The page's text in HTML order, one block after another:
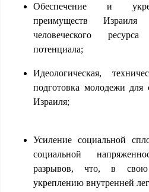
Обеспечение и
преимуществ Израиля
человеческого
потенциала;
Идеологическая,
подготовка молодежи
Израиля;
Усиление социальной
социальной
разрывов, что, в свою
укреплению внутренней